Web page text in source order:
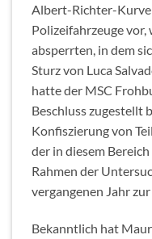
Albert-Richter-Kurve
Polizeifahrzeuge vor,
absperrten, in dem
Sturz von Luca
hatte der MSC
Beschluss zugestellt
Konfiszierung von
der in diesem
Rahmen der
vergangenen Jahr
Bekanntlich hat